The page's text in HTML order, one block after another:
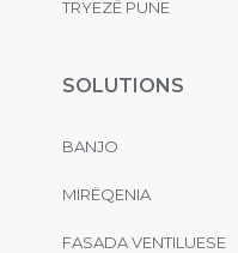
TRYEZË PUNE
SOLUTIONS
BANJO
MIRËQENIA
FASADA VENTILUESE